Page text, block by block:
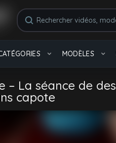
MODÈLES
Black solo massage
– La séance de
capote